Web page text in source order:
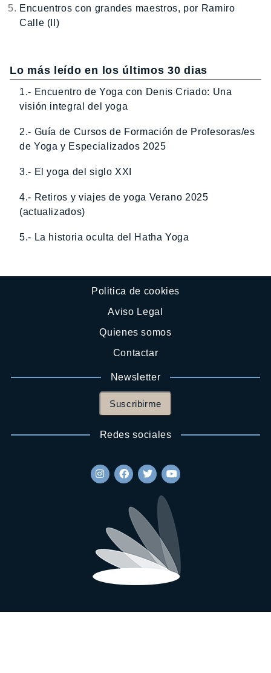
Encuentros con grandes maestros, por Ramiro
Calle (II)
Lo más leído en los últimos 30 dias
1.- Encuentro de Yoga con Denis Criado: Una
visión integral del yoga
2.- Guía de Cursos de Formación de Profesoras/es
de Yoga y Especializados 2025
3.- El yoga del siglo XXI
4.- Retiros y viajes de yoga Verano 2025
(actualizados)
5.- La historia oculta del Hatha Yoga
Politica de cookies
Aviso Legal
Quienes somos
Contactar
Newsletter
Suscribirme
Redes sociales